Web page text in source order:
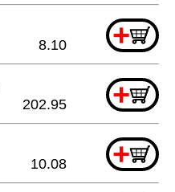
+
8.10
+
202.95
+
10.08